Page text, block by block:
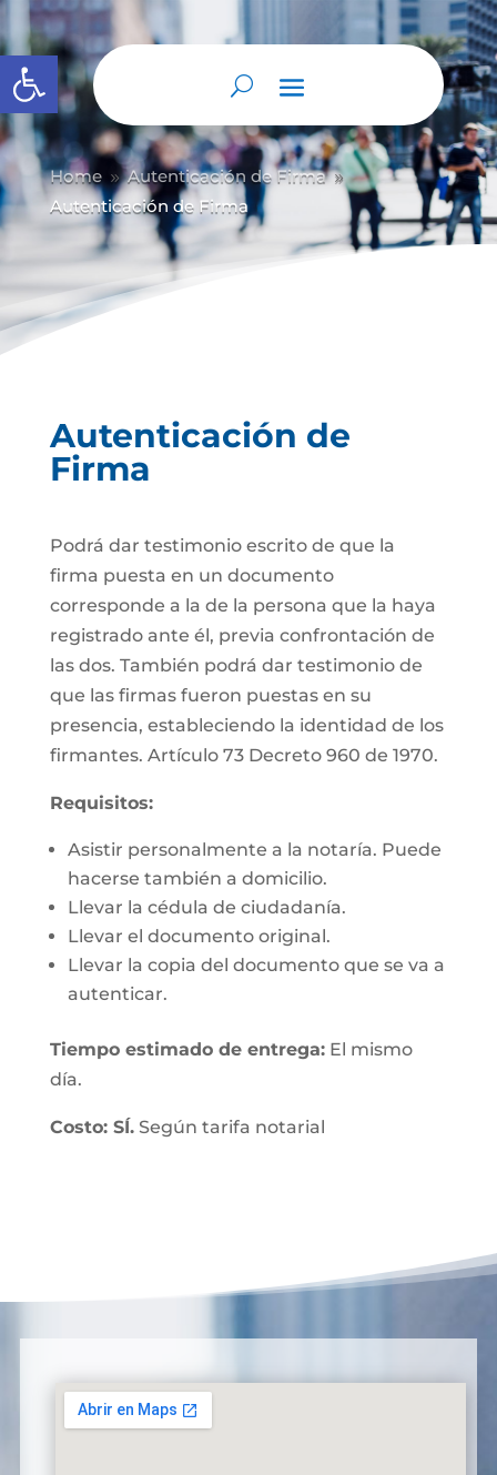
Abrir barra de herramientas
Home 9 Autenticación de Firma 9
Autenticación de Firma
Autenticación de
Firma
Podrá dar testimonio escrito de que la
firma puesta en un documento
corresponde a la de la persona que la haya
registrado ante él, previa confrontación de
las dos. También podrá dar testimonio de
que las firmas fueron puestas en su
presencia, estableciendo la identidad de los
firmantes. Artículo 73 Decreto 960 de 1970.
Requisitos:
Asistir personalmente a la notaría. Puede
hacerse también a domicilio.
Llevar la cédula de ciudadanía.
Llevar el documento original.
Llevar la copia del documento que se va a
autenticar.
Tiempo estimado de entrega:El mismo
día.
Costo: SÍ.Según tarifa notarial